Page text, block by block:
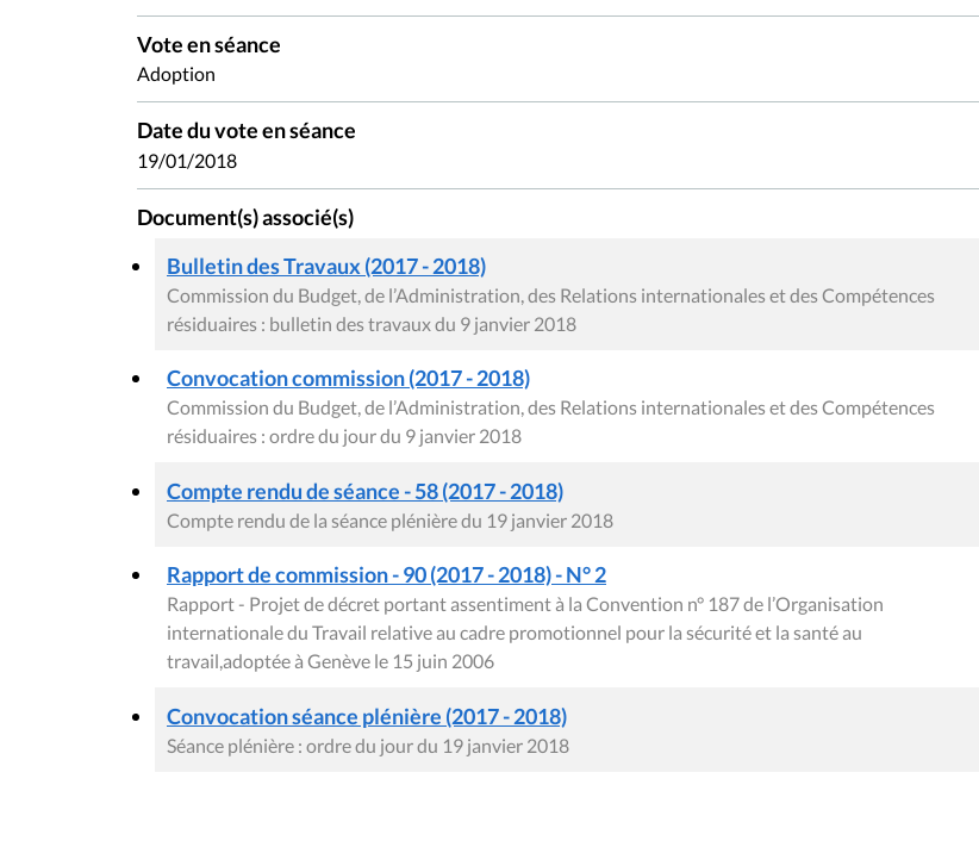
Vote en séance
Adoption
Date du vote en séance
19/01/2018
Document(s) associé(s)
Bulletin des Travaux (2017 - 2018)
Commission du Budget, de l’Administration, des Relations internationales et des Compétences
résiduaires : bulletin des travaux du 9 janvier 2018
Convocation commission (2017 - 2018)
Commission du Budget, de l’Administration, des Relations internationales et des Compétences
résiduaires : ordre du jour du 9 janvier 2018
Compte rendu de séance - 58 (2017 - 2018)
Compte rendu de la séance plénière du 19 janvier 2018
Rapport de commission - 90 (2017 - 2018) - N° 2
Rapport - Projet de décret portant assentiment à la Convention n° 187 de l’Organisation
internationale du Travail relative au cadre promotionnel pour la sécurité et la santé au
travail,adoptée à Genève le 15 juin 2006
Convocation séance plénière (2017 - 2018)
Séance plénière : ordre du jour du 19 janvier 2018